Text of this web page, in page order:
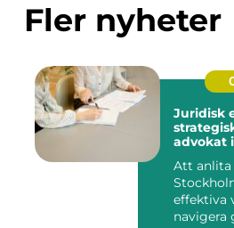
Fler nyheter
Juridisk
advokat
Att anlita
effektiva
navigera